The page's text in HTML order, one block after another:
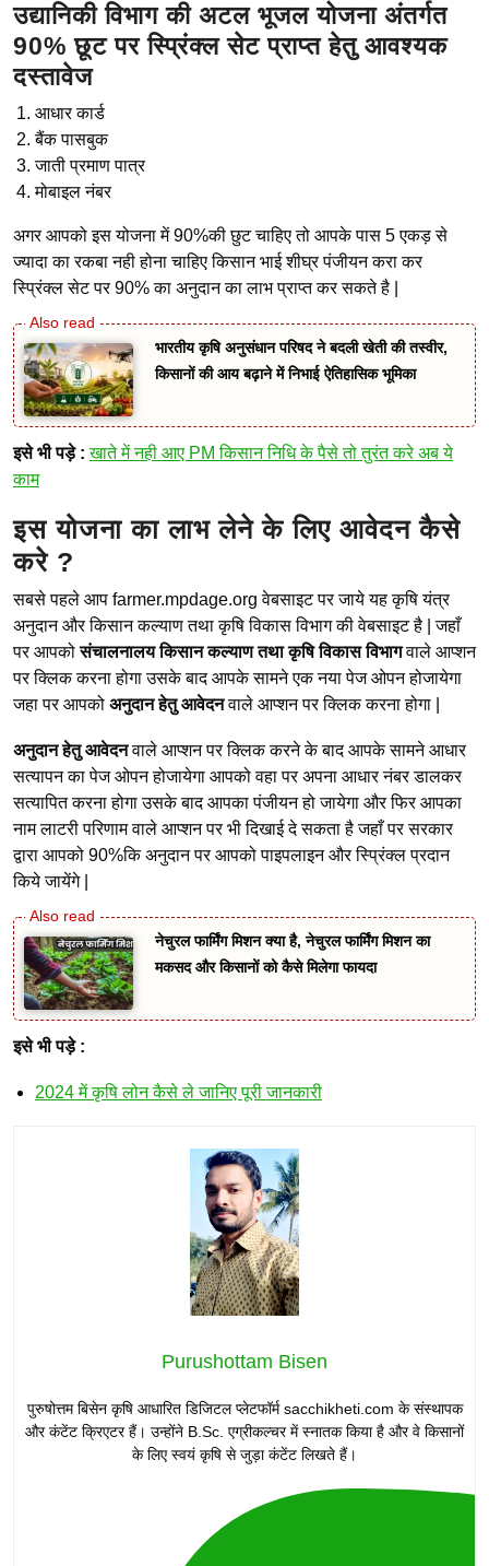
उद्यानिकी विभाग की अटल भूजल योजना अंतर्गत
90% छूट पर स्प्रिंक्ल सेट प्राप्त हेतु आवश्यक
दस्तावेज
आधार कार्ड
बैंक पासबुक
जाती प्रमाण पात्र
मोबाइल नंबर
अगर आपको इस योजना में 90%की छुट चाहिए तो आपके पास 5 एकड़ से
ज्यादा का रकबा नही होना चाहिए किसान भाई शीघ्र पंजीयन करा कर
स्प्रिंक्ल सेट पर 90% का अनुदान का लाभ प्राप्त कर सकते है |
भारतीय कृषि अनुसंधान परिषद ने बदली खेती की तस्वीर,
किसानों की आय बढ़ाने में निभाई ऐतिहासिक भूमिका
इसे भी पड़े : खाते में नही आए PM किसान निधि के पैसे तो तुरंत करे अब ये
काम
इस योजना का लाभ लेने के लिए आवेदन कैसे
करे ?
सबसे पहले आप farmer.mpdage.org वेबसाइट पर जाये यह कृषि यंत्र
अनुदान और किसान कल्याण तथा कृषि विकास विभाग की वेबसाइट है | जहाँ
पर आपकोसंचालनालय किसान कल्याण तथा कृषि विकास विभागवाले आप्शन
पर क्लिक करना होगा उसके बाद आपके सामने एक नया पेज ओपन होजायेगा
जहा पर आपको अनुदान हेतु आवेदनवाले आप्शन पर क्लिक करना होगा |
अनुदान हेतु आवेदनवाले आप्शन पर क्लिक करने के बाद आपके सामने आधार
सत्यापन का पेज ओपन होजायेगा आपको वहा पर अपना आधार नंबर डालकर
सत्यापित करना होगा उसके बाद आपका पंजीयन हो जायेगा और फिर आपका
नाम लाटरी परिणाम वाले आप्शन पर भी दिखाई दे सकता है जहाँ पर सरकार
द्वारा आपको 90%कि अनुदान पर आपको पाइपलाइन और स्प्रिंक्ल प्रदान
किये जायेंगे |
नेचुरल फार्मिंग मिशन क्या है, नेचुरल फार्मिंग मिशन का
मकसद और किसानों को कैसे मिलेगा फायदा
इसे भी पड़े :
2024 में कृषि लोन कैसे ले जानिए पूरी जानकारी
Purushottam Bisen
पुरुषोत्तम बिसेन कृषि आधारित डिजिटल प्लेटफॉर्म sacchikheti.com के संस्थापक
और कंटेंट क्रिएटर हैं। उन्होंने B.Sc. एग्रीकल्चर में स्नातक किया है और वे किसानों
के लिए स्वयं कृषि से जुड़ा कंटेंट लिखते हैं।